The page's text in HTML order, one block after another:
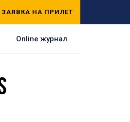
ЗАЯВКА НА ПРИЛЕТ
Online журнал